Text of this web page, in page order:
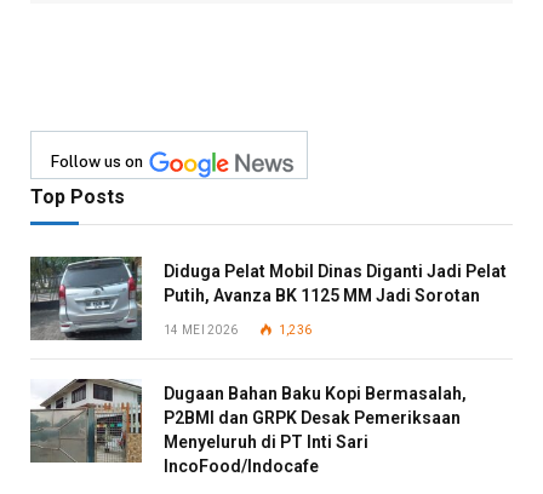
Follow us on
Top Posts
Diduga Pelat Mobil Dinas Diganti Jadi Pelat
Putih, Avanza BK 1125 MM Jadi Sorotan
14 MEI 2026 1,236
Dugaan Bahan Baku Kopi Bermasalah,
P2BMI dan GRPK Desak Pemeriksaan
Menyeluruh di PT Inti Sari
IncoFood/Indocafe